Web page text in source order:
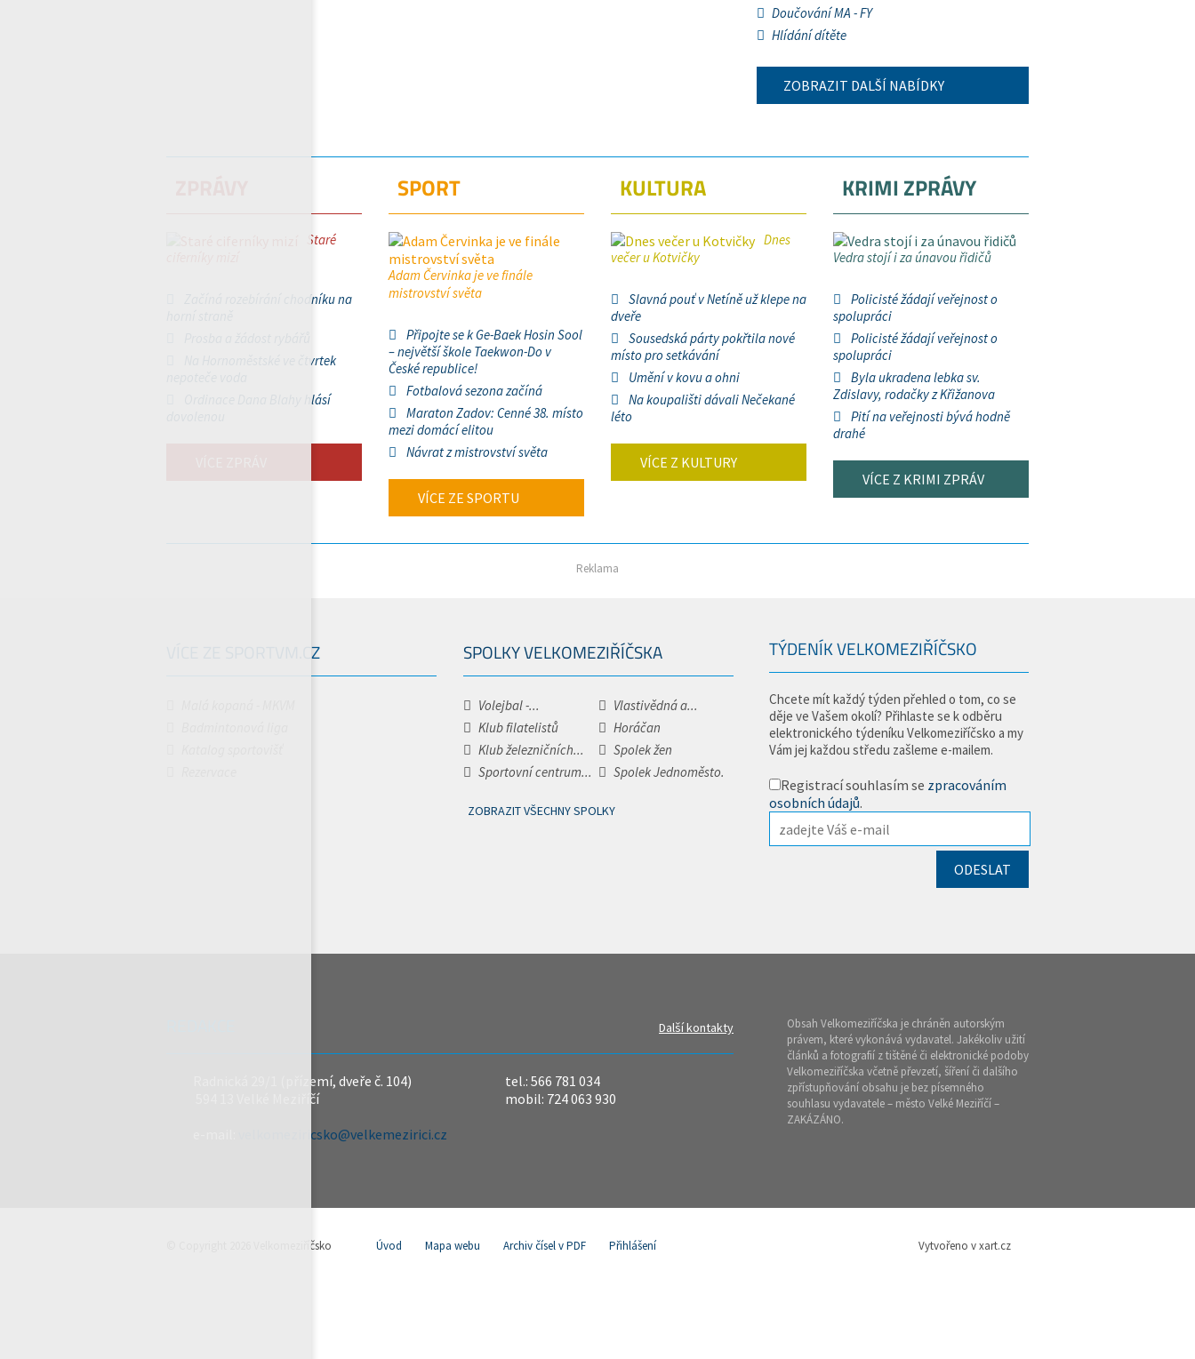
Doučování MA - FY
Hlídání dítěte
ZOBRAZIT DALŠÍ NABÍDKY
Staré
Začíná rozebírání chodníku na
Na Hornoměstské ve čtvrtek
Ordinace Dana Blahy hlásí
SPORT
Adam Červinka je ve finále
mistrovství světa
Připojte se k Ge-Baek Hosin Sool
– největší škole Taekwon-Do v
České republice!
Fotbalová sezona začíná
Maraton Zadov: Cenné 38. místo
mezi domácí elitou
Návrat z mistrovství světa
VÍCE ZE SPORTU
KULTURA
Dnes
večer u Kotvičky
Slavná pouť v Netíně už klepe na
dveře
Sousedská párty pokřtila nové
místo pro setkávání
Umění v kovu a ohni
Na koupališti dávali Nečekané
léto
VÍCE Z KULTURY
KRIMI ZPRÁVY
Vedra stojí i za únavou řidičů
Policisté žádají veřejnost o
spolupráci
Policisté žádají veřejnost o
spolupráci
Byla ukradena lebka sv.
Zdislavy, rodačky z Křižanova
Pití na veřejnosti bývá hodně
drahé
VÍCE Z KRIMI ZPRÁV
Reklama
VÍCE ZE SPORTVM.CZ SPOLKY VELKOMEZIŘÍČSKA
Volejbal -...
Vlastivědná a...
Klub filatelistů
Horáčan
Klub železničních...
Spolek žen
Sportovní centrum...
Spolek Jednoměsto.
ZOBRAZIT VŠECHNY SPOLKY
TÝDENÍK VELKOMEZIŘÍČSKO
Chcete mít každý týden přehled o tom, co se
děje ve Vašem okolí? Přihlaste se k odběru
elektronického týdeníku Velkomeziříčsko a my
Vám jej každou středu zašleme e-mailem.
Registrací souhlasím se zpracováním
osobních údajů.
Další kontakty
Radnická 29/1 (přízemí, dveře č. 104)
594 13 Velké Meziříčí
velkomeziricsko@velkemezirici.cz
tel.: 566 781 034
mobil: 724 063 930
Obsah Velkomeziříčska je chráněn autorským
právem, které vykonává vydavatel. Jakékoliv užití
článků a fotografií z tištěné či elektronické podoby
Velkomeziříčska včetně převzetí, šíření či dalšího
zpřístupňování obsahu je bez písemného
souhlasu vydavatele – město Velké Meziříčí –
ZAKÁZÁNO.
© Copyright 2026 Velkomeziříčsko Úvod Mapa webu Archiv čísel v PDF Přihlášení Vytvořeno v xart.cz